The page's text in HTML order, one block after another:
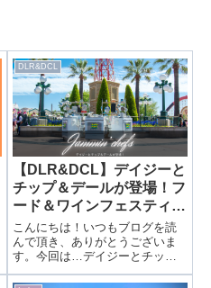
DLR&DCL
【DLR&DCL】デイジーと
チップ＆デールが登場！フ
ード＆ワインフェスティバ
ルのアトモ
ス”Jammin’chefs”！
こんにちは！いつもブログを読
んで頂き、ありがとうございま
す。今回は…デイジーとチップ
＆デールが登場！フード＆ワイ
ンフェスティバルのアトモ